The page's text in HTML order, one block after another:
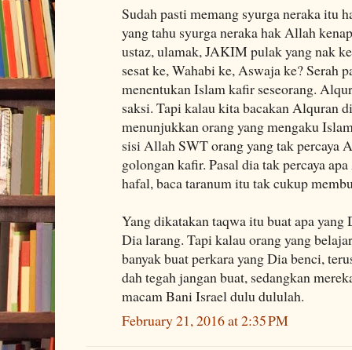
Sudah pasti memang syurga neraka itu
yang tahu syurga neraka hak Allah
ustaz, ulamak, JAKIM pulak yang nak
sesat ke, Wahabi ke, Aswaja ke? Serah
menentukan Islam kafir seseorang.
saksi. Tapi kalau kita bacakan Alquran
menunjukkan orang yang mengaku
sisi Allah SWT orang yang tak percaya
golongan kafir. Pasal dia tak percaya
hafal, baca taranum itu tak cukup
Yang dikatakan taqwa itu buat apa yang
Dia larang. Tapi kalau orang yang
banyak buat perkara yang Dia benci,
dah tegah jangan buat, sedangkan
macam Bani Israel dulu dululah.
February 21, 2016 at 2:35 PM